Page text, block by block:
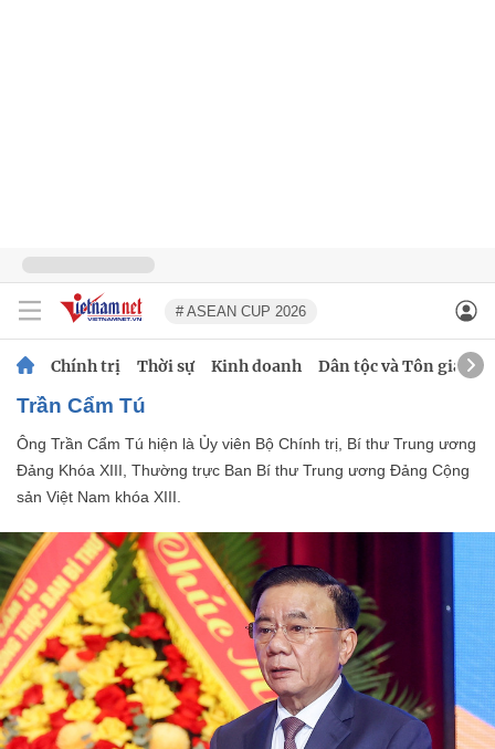
# ASEAN CUP 2026
Chính trị Thời sự Kinh doanh Dân tộc và Tôn giáo
Trần Cẩm Tú
Ông Trần Cẩm Tú hiện là Ủy viên Bộ Chính trị, Bí thư Trung ương
Đảng Khóa XIII, Thường trực Ban Bí thư Trung ương Đảng Cộng
sản Việt Nam khóa XIII.